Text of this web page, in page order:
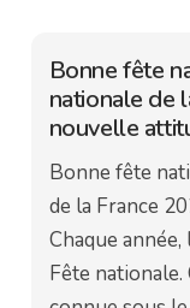
Bonne fête
nationale de
nouvelle
Bonne fête
de la France
Chaque
Fête